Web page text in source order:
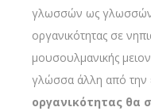
γλωσσών ως γλωσσών
οργανικότητας σε
μουσουλμανικής
γλώσσα άλλη από την
οργανικότητας θα